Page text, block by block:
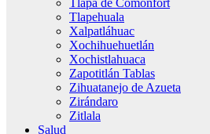
Tlapa de Comonfort
Tlapehuala
Xalpatláhuac
Xochihuehuetlán
Xochistlahuaca
Zapotitlán Tablas
Zihuatanejo de Azueta
Zirándaro
Zitlala
Salud